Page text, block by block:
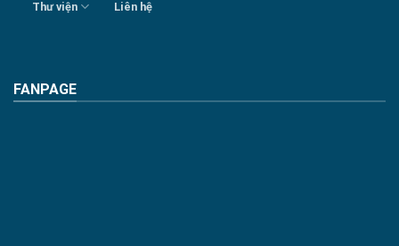
Thư viện Liên hệ
FANPAGE